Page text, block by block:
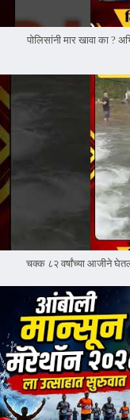
पोलिसांनी मार खावा का ?
चक्क ८२ वर्षांच्या आजीने